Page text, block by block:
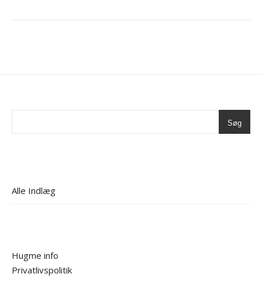
Søg
Alle Indlæg
Hugme info
Privatlivspolitik